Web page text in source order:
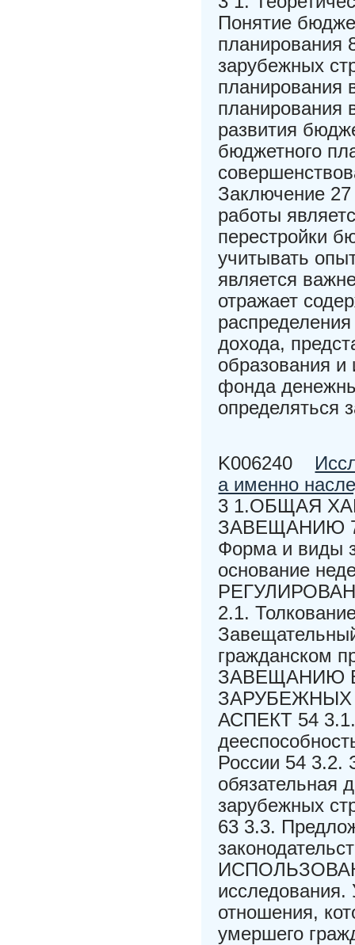
Понятие
планирования
зарубежных
планирования
планирования
развития
бюджетного
Заключение
работы
перестройки
учитывать
является
отражает
дохода,
образования и
фонда
определяться
K006240
а именно
3 1.ОБЩАЯ
ЗАВЕЩАНИЮ 7
Форма и виды
основание
2.1.
гражданском
ЗАВЕЩАНИЮ
ЗАРУБЕЖНЫХ
АСПЕКТ 54
России 54 3.2.
обязательная
зарубежных
63 3.3.
исследования.
отношения,
умершего